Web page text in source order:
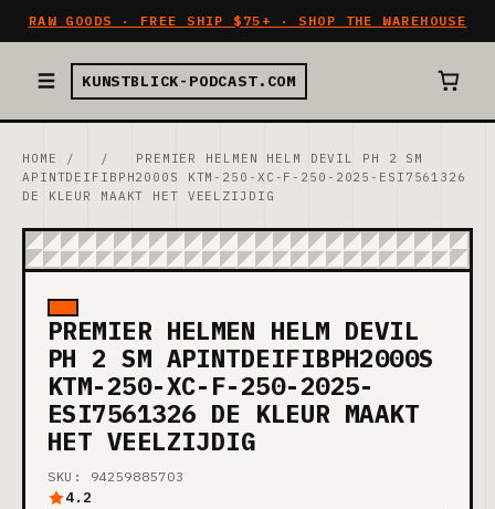
RAW GOODS · FREE SHIP $75+ · SHOP THE WAREHOUSE
KUNSTBLICK-PODCAST.COM
HOME / /
PREMIER HELMEN HELM DEVIL PH 2 SM
APINTDEIFIBPH2000S KTM-250-XC-F-250-2025-ESI7561326
DE KLEUR MAAKT HET VEELZIJDIG
PREMIER HELMEN HELM DEVIL
PH 2 SM APINTDEIFIBPH2000S
KTM-250-XC-F-250-2025-
ESI7561326 DE KLEUR MAAKT
HET VEELZIJDIG
SKU: 94259885703
4.2